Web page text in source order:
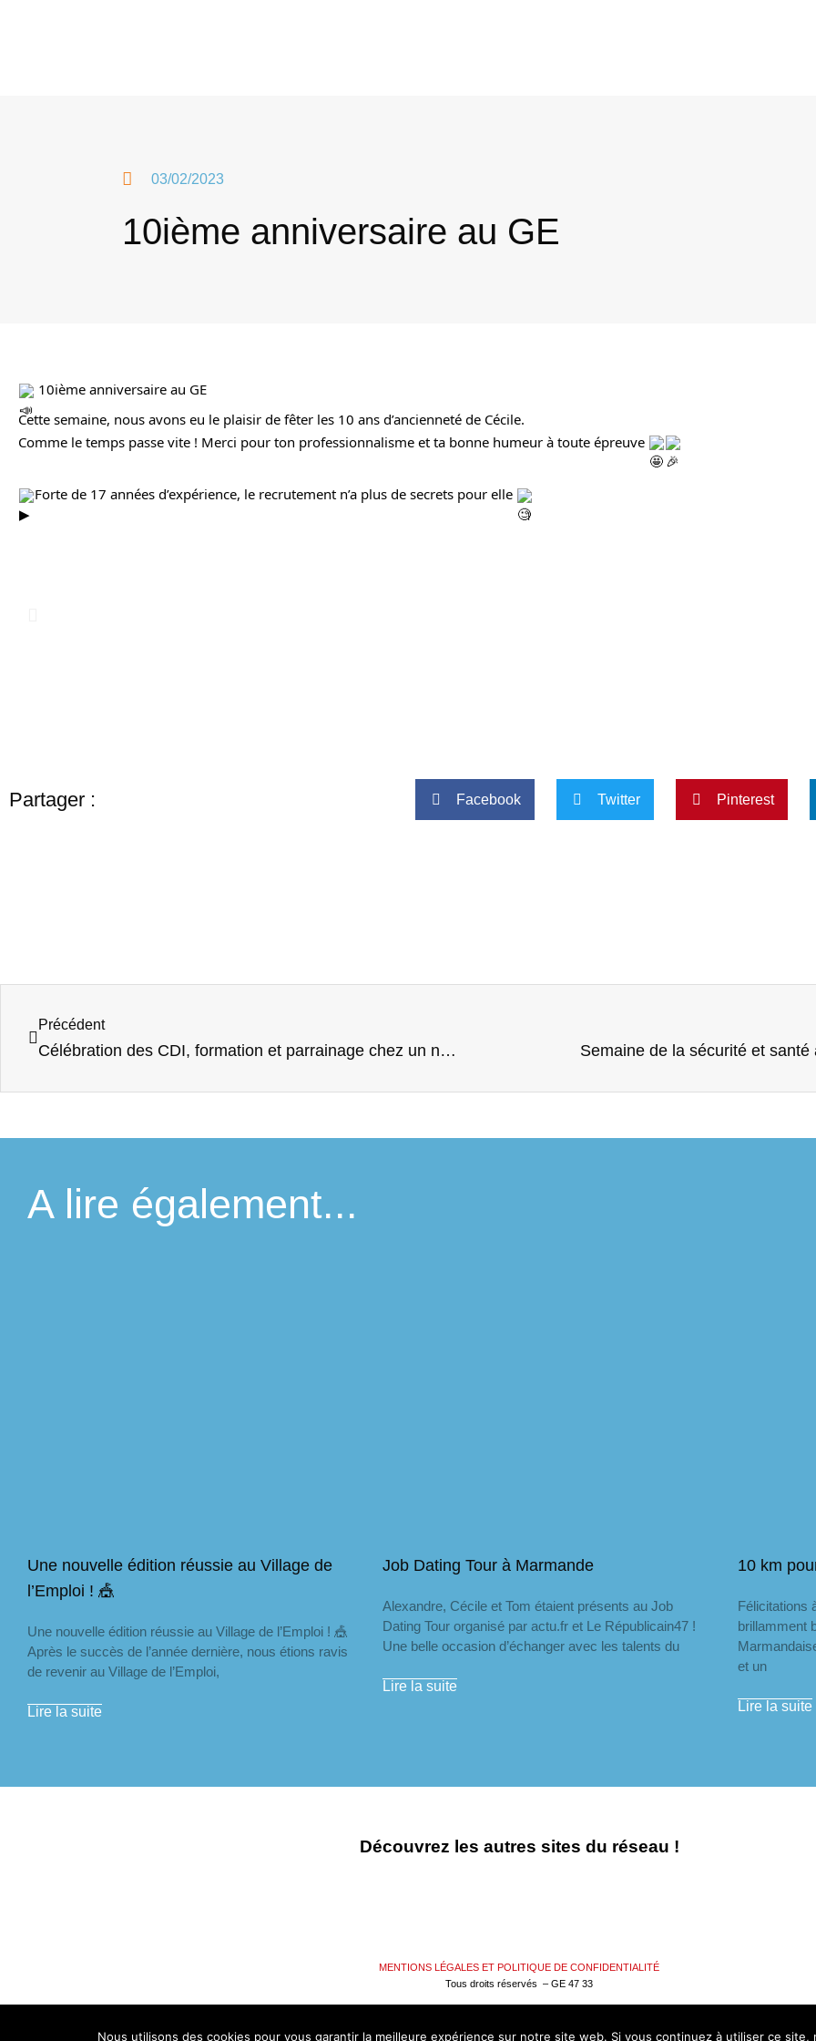
03/02/2023
10ième anniversaire au GE
10ième anniversaire au GE
Cette semaine, nous avons eu le plaisir de fêter les 10 ans d’ancienneté de Cécile.
Comme le temps passe vite ! Merci pour ton professionnalisme et ta bonne humeur à toute épreuve
Forte de 17 années d’expérience, le recrutement n’a plus de secrets pour elle
Partager : Facebook Twitter Pinterest
Précédent
Célébration des CDI, formation et parrainage chez un nos adhérents Semaine de la sécurité et santé
A lire également...
Une nouvelle édition réussie au Village de
l’Emploi ! 🎪
Une nouvelle édition réussie au Village de l’Emploi ! 🎪
Après le succès de l’année dernière, nous étions ravis
de revenir au Village de l’Emploi,
Lire la suite
Job Dating Tour à Marmande
Alexandre, Cécile et Tom étaient présents au Job
Dating Tour organisé par actu.fr et Le Républicain47 !
Une belle occasion d’échanger avec les talents du
Lire la suite
10 km
Félicitations
brillamment
et un
Lire la suite
Découvrez les autres sites du réseau !
MENTIONS LÉGALES ET POLITIQUE DE CONFIDENTIALITÉ
Tous droits réservés – GE 47 33
Nous utilisons des cookies pour vous garantir la meilleure expérience sur notre site web. Si vous continuez à utiliser ce